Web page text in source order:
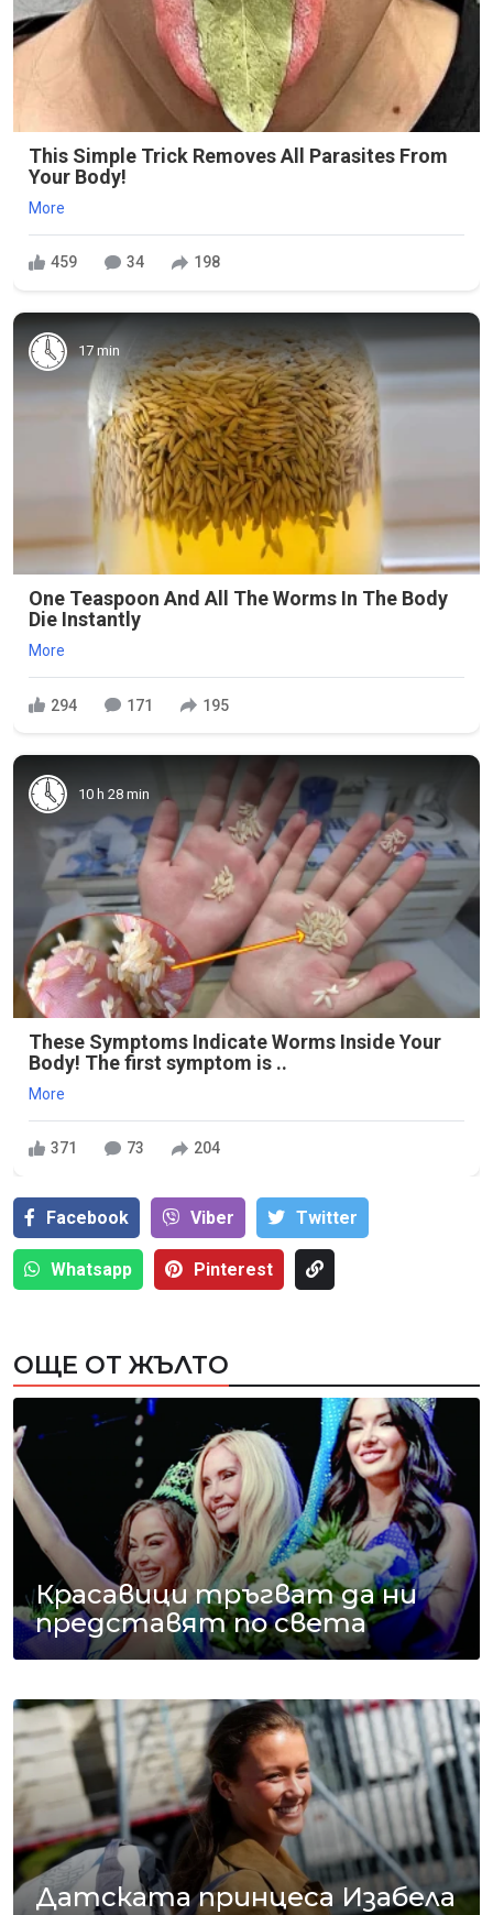
This Simple Trick Removes All Parasites From
Your Body!
More
459 34 198
17 min
One Teaspoon And All The Worms In The Body
Die Instantly
More
294 171 195
10 h 28 min
These Symptoms Indicate Worms Inside Your
Body! The first symptom is ..
More
371 73 204
Facebook Viber Тwitter
Whatsapp Pinterest
ОЩЕ ОТ ЖЪЛТО
Красавици тръгват да ни
представят по света
Датската принцеса Изабела